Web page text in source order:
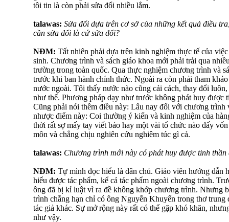
tôi tin là còn phải sửa đổi nhiều lắm.
talawas: Sửa đổi dựa trên cơ sở của những kết quả điều
cần sửa đổi là cứ sửa đổi?
NĐM: Tất nhiên phải dựa trên kinh nghiệm thực tế của
sinh. Chương trình và sách giáo khoa mới phải trải qua
trường trong toàn quốc. Qua thực nghiệm chương trình và
trước khi ban hành chính thức. Ngoài ra còn phải tham
nước ngoài. Tôi thấy nước nào cũng cải cách, thay đổi
như thế. Phương pháp dạy như trước không phát huy được
Cũng phải nói thêm điều này: Lâu nay đối với chương trình
nhược điểm này: Coi thường ý kiến và kinh nghiệm của
thời rất sợ mấy tay viết báo hay một vài tổ chức nào đấy
môn và chẳng chịu nghiên cứu nghiêm túc gì cả.
talawas: Chương trình mới này có phát huy được tinh thần
NĐM: Tự mình đọc hiểu là dân chủ. Giáo viên hướng dẫn
hiểu được tác phẩm, kể cả tác phẩm ngoài chương trình.
ông đã bị kỉ luật vì ra đề không khớp chương trình. Nhưng
trình chẳng hạn chỉ có ông Nguyễn Khuyến trong thơ trung
tác giả khác. Sự mở rộng này rất có thể gặp khó khăn,
như vậy.